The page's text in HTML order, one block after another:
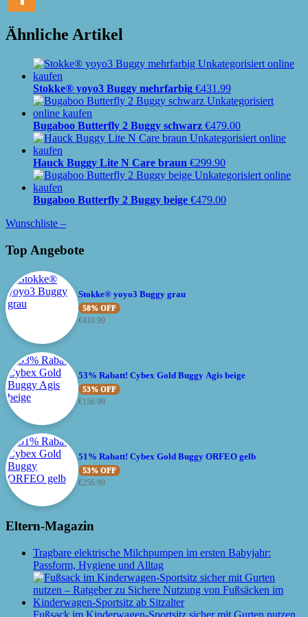
Ähnliche Artikel
Stokke® yoyo3 Buggy mehrfarbig €431.99
Bugaboo Butterfly 2 Buggy schwarz €479.00
Hauck Buggy Lite N Care braun €299.90
Bugaboo Butterfly 2 Buggy beige €479.00
Wunschliste –
Top Angebote
Stokke® yoyo3 Buggy grau
58% OFF
€410.99
53% Rabatt! Cybex Gold Buggy Agis beige
53% OFF
€156.99
51% Rabatt! Cybex Gold Buggy ORFEO gelb
53% OFF
€256.99
Eltern-Magazin
Tragbare elektrische Milchpumpen im ersten Babyjahr:
Passform, Hygiene und Alltag
Fußsack im Kinderwagen-Sportsitz sicher mit Gurten nutzen